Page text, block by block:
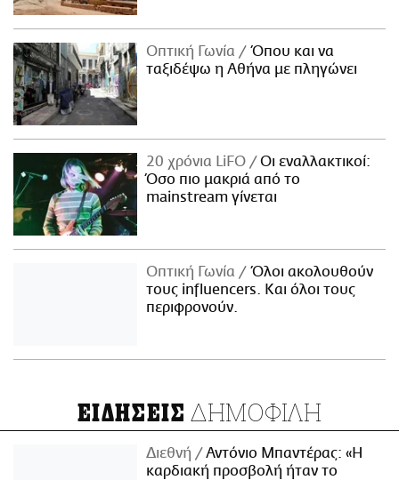
Οπτική Γωνία
Όπου και να
ταξιδέψω η Αθήνα με πληγώνει
20 χρόνια LiFO
Οι εναλλακτικοί:
Όσο πιο μακριά από το
mainstream γίνεται
Οπτική Γωνία
Όλοι ακολουθούν
τους influencers. Και όλοι τους
περιφρονούν.
ΕΙΔΗΣΕΙΣ ΔΗΜΟΦΙΛΗ
Διεθνή
Αντόνιο Μπαντέρας: «Η
καρδιακή προσβολή ήταν το